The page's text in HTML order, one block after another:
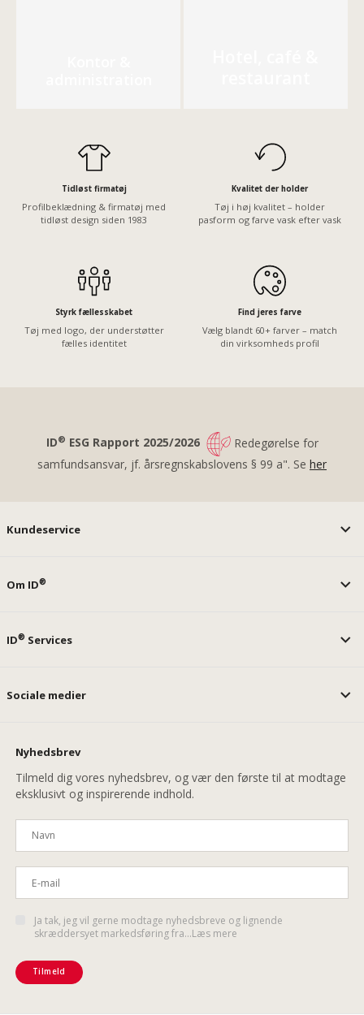
Tidløst firmatøj
Profilbeklædning & firmatøj med
tidløst design siden 1983
Kvalitet der holder
Tøj i høj kvalitet – holder
pasform og farve vask efter vask
Styrk fællesskabet
Tøj med logo, der understøtter
fælles identitet
Find jeres farve
Vælg blandt 60+ farver – match
din virksomheds profil
ID® ESG Rapport 2025/2026
Redegørelse for
samfundsansvar, jf. årsregnskabslovens § 99 a". Se her
Kundeservice
Om ID®
ID® Services
Sociale medier
Nyhedsbrev
Tilmeld dig vores nyhedsbrev, og vær den første til at modtage
eksklusivt og inspirerende indhold.
Ja tak, jeg vil gerne modtage nyhedsbreve og lignende
skræddersyet markedsføring fra...Læs mere
Tilmeld